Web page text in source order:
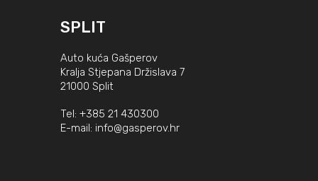
SPLIT
Auto kuća Gašperov
Kralja Stjepana Držislava 7
21000 Split
Tel: +385 21 430300
E-mail: info@gasperov.hr